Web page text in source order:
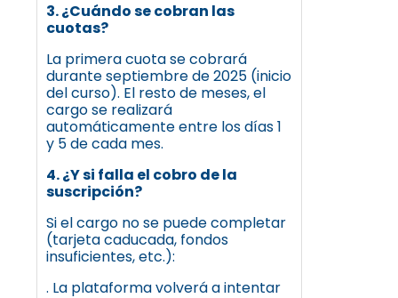
3. ¿Cuándo se cobran las
cuotas?
La primera cuota se cobrará
durante septiembre de 2025 (inicio
del curso). El resto de meses, el
cargo se realizará
automáticamente entre los días 1
y 5 de cada mes.
4. ¿Y si falla el cobro de la
suscripción?
Si el cargo no se puede completar
(tarjeta caducada, fondos
insuficientes, etc.):
. La plataforma volverá a intentar